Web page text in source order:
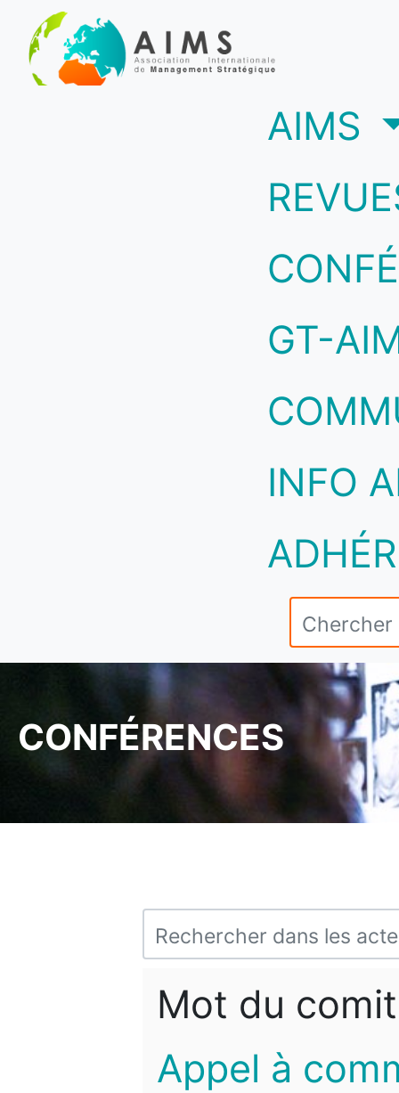
AIMS
GT-
INFO
CONFÉRENCES
Mot du
Appel à